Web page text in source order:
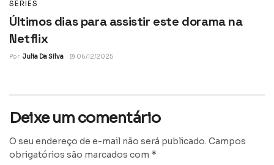
SÉRIES
Últimos dias para assistir este dorama na
Netflix
Por Julia Da Silva 06/12/2025
Deixe um comentário
O seu endereço de e-mail não será publicado. Campos
obrigatórios são marcados com *